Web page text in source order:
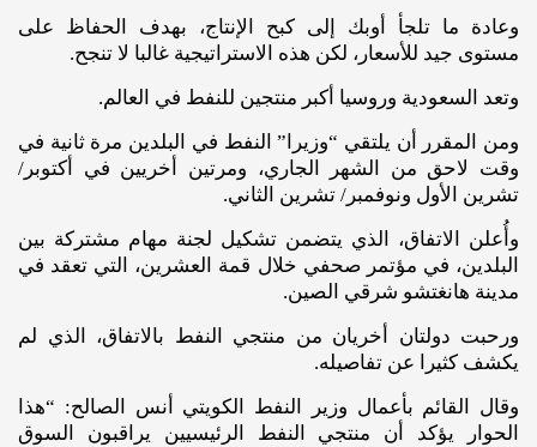
وعادة ما تلجأ أوبك إلى كبح الإنتاج، بهدف الحفاظ على
مستوى جيد للأسعار، لكن هذه الاستراتيجية غالبا لا تنجح.
وتعد السعودية وروسيا أكبر منتجين للنفط في العالم.
ومن المقرر أن يلتقي “وزيرا” النفط في البلدين مرة ثانية في
وقت لاحق من الشهر الجاري، ومرتين أخريين في أكتوبر/
تشرين الأول ونوفمبر/ تشرين الثاني.
وأُعلن الاتفاق، الذي يتضمن تشكيل لجنة مهام مشتركة بين
البلدين، في مؤتمر صحفي خلال قمة العشرين، التي تعقد في
مدينة هانغتشو شرقي الصين.
ورحبت دولتان أخريان من منتجي النفط بالاتفاق، الذي لم
يكشف كثيرا عن تفاصيله.
وقال القائم بأعمال وزير النفط الكويتي أنس الصالح: “هذا
الحوار يؤكد أن منتجي النفط الرئيسيين يراقبون السوق